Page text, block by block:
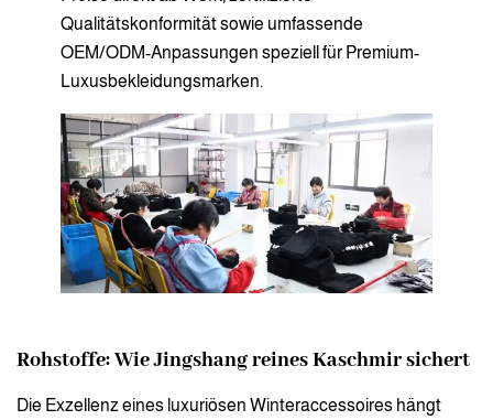
Qualitätskonformität sowie umfassende
OEM/ODM-Anpassungen speziell für Premium-
Luxusbekleidungsmarken.
Rohstoffe: Wie Jingshang reines Kaschmir sichert
Die Exzellenz eines luxuriösen Winteraccessoires hängt